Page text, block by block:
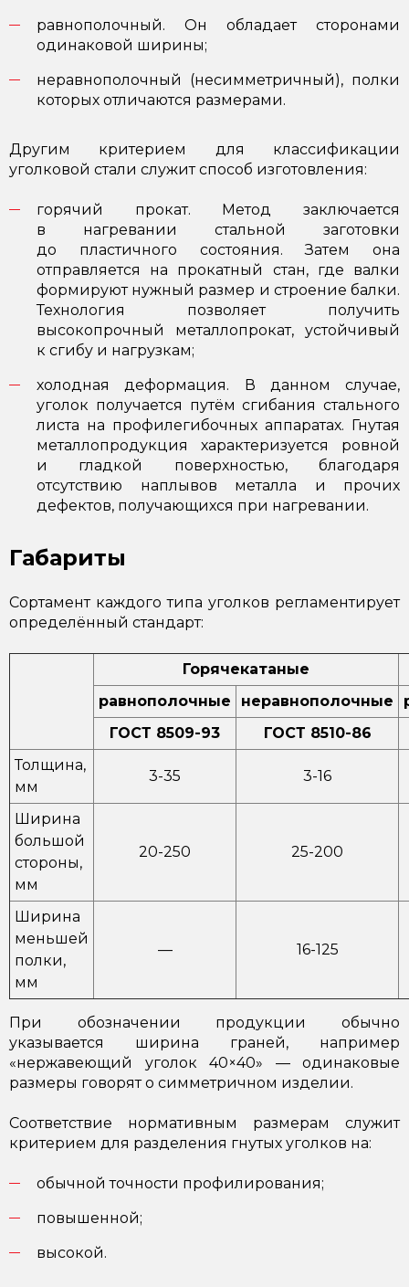
равнополочный. Он обладает сторонами
одинаковой ширины;
неравнополочный (несимметричный), полки
которых отличаются размерами.
Другим критерием для классификации
уголковой стали служит способ изготовления:
горячий прокат. Метод заключается
в нагревании стальной заготовки
до пластичного состояния. Затем она
отправляется на прокатный стан, где валки
формируют нужный размер и строение балки.
Технология позволяет получить
высокопрочный металлопрокат, устойчивый
к сгибу и нагрузкам;
холодная деформация. В данном случае,
уголок получается путём сгибания стального
листа на профилегибочных аппаратах. Гнутая
металлопродукция характеризуется ровной
и гладкой поверхностью, благодаря
отсутствию наплывов металла и прочих
дефектов, получающихся при нагревании.
Габариты
Сортамент каждого типа уголков регламентирует
определённый стандарт:
Горячекатаные
равнополочные
неравнополочные
ГОСТ 8509-93
ГОСТ 8510-86
Толщина,
мм
3-35 3-16
Ширина
большой
стороны,
мм
20-250 25-200
Ширина
меньшей
полки,
мм
— 16-125
При обозначении продукции обычно
указывается ширина граней, например
«нержавеющий уголок 40×40» — одинаковые
размеры говорят о симметричном изделии.
Соответствие нормативным размерам служит
критерием для разделения гнутых уголков на:
обычной точности профилирования;
повышенной;
высокой.